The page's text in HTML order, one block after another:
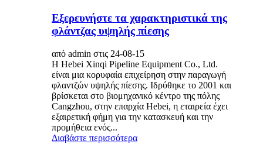
Εξερευνήστε τα χαρακτηριστικά της
φλάντζας υψηλής πίεσης
από admin στις 24-08-15
Η Hebei Xinqi Pipeline Equipment Co., Ltd.
είναι μια κορυφαία επιχείρηση στην παραγωγή
φλαντζών υψηλής πίεσης. Ιδρύθηκε το 2001 και
βρίσκεται στο βιομηχανικό κέντρο της πόλης
Cangzhou, στην επαρχία Hebei, η εταιρεία έχει
εξαιρετική φήμη για την κατασκευή και την
προμήθεια ενός...
Διαβάστε περισσότερα